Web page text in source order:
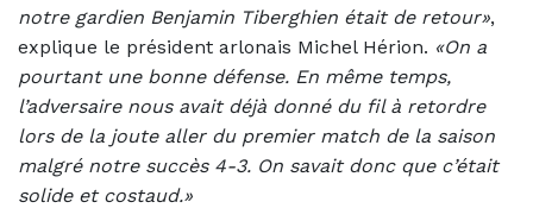
notre gardien Benjamin Tiberghien était de retour»,
explique le président arlonais Michel Hérion. «On a
pourtant une bonne défense. En même temps,
l’adversaire nous avait déjà donné du fil à retordre
lors de la joute aller du premier match de la saison
malgré notre succès 4-3. On savait donc que c’était
solide et costaud.»